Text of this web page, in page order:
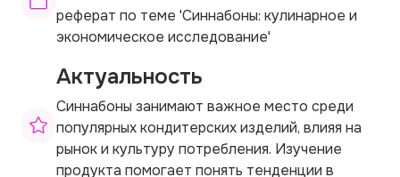
реферат по теме 'Синнабоны: кулинарное и
экономическое исследование'
Актуальность
Синнабоны занимают важное место среди
популярных кондитерских изделий, влияя на
рынок и культуру потребления. Изучение
продукта помогает понять тенденции в